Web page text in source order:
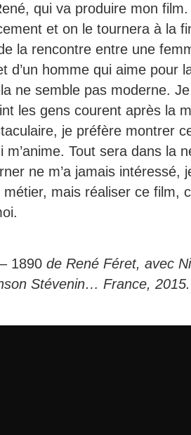
qui va produire mon
et on le tournera à la
la rencontre entre une
d’un homme qui aime pour
ne semble pas moderne.
les gens courent après la
je préfère montrer
m’anime. Tout sera dans la
ne m’a jamais intéressé,
mais réaliser ce film,
1890 de René Féret, avec
Stévenin… France,